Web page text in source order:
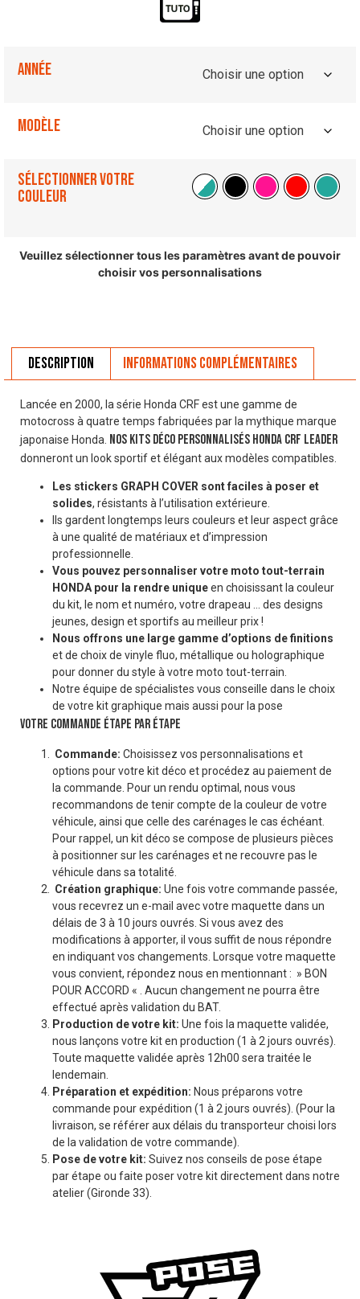
Année
Modèle
Sélectionner votre
couleur
Veuillez sélectionner tous les paramètres avant de pouvoir
choisir vos personnalisations
Description Informations complémentaires
Lancée en 2000, la série Honda CRF est une gamme de
motocross à quatre temps fabriquées par la mythique marque
japonaise Honda. Nos Kits déco personnalisés HONDA CRF LEADER
donneront un look sportif et élégant aux modèles compatibles.
Les stickers GRAPH COVER sont faciles à poser et
solides, résistants à l’utilisation extérieure.
Ils gardent longtemps leurs couleurs et leur aspect grâce
à une qualité de matériaux et d’impression
professionnelle.
Vous pouvez personnaliser votre moto tout-terrain
HONDA pour la rendre uniqueen choisissant la couleur
du kit, le nom et numéro, votre drapeau … des designs
jeunes, design et sportifs au meilleur prix !
Nous offrons une large gamme d’options de finitions
et de choix de vinyle fluo, métallique ou holographique
pour donner du style à votre moto tout-terrain.
Notre équipe de spécialistes vous conseille dans le choix
de votre kit graphique mais aussi pour la pose
VOTRE COMMANDE ÉTAPE PAR ÉTAPE
Commande: Choisissez vos personnalisations et
options pour votre kit déco et procédez au paiement de
la commande. Pour un rendu optimal, nous vous
recommandons de tenir compte de la couleur de votre
véhicule, ainsi que celle des carénages le cas échéant.
Pour rappel, un kit déco se compose de plusieurs pièces
à positionner sur les carénages et ne recouvre pas le
véhicule dans sa totalité.
Création graphique: Une fois votre commande passée,
vous recevrez un e-mail avec votre maquette dans un
délais de 3 à 10 jours ouvrés. Si vous avez des
modifications à apporter, il vous suffit de nous répondre
en indiquant vos changements. Lorsque votre maquette
vous convient, répondez nous en mentionnant : » BON
POUR ACCORD « . Aucun changement ne pourra être
effectué après validation du BAT.
Production de votre kit: Une fois la maquette validée,
nous lançons votre kit en production (1 à 2 jours ouvrés).
Toute maquette validée après 12h00 sera traitée le
lendemain.
Préparation et expédition: Nous préparons votre
commande pour expédition (1 à 2 jours ouvrés). (Pour la
livraison, se référer aux délais du transporteur choisi lors
de la validation de votre commande).
Pose de votre kit: Suivez nos conseils de pose étape
par étape ou faite poser votre kit directement dans notre
atelier (Gironde 33).